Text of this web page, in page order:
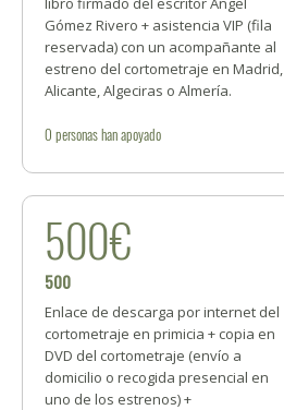
Gómez Rivero + asistencia VIP (fila
reservada) con un acompañante al
estreno del cortometraje en Madrid,
Alicante, Algeciras o Almería.
0 personashan apoyado
500€
500
Enlace de descarga por internet del
cortometraje en primicia + copia en
DVD del cortometraje (envío a
domicilio o recogida presencial en
uno de los estrenos) +